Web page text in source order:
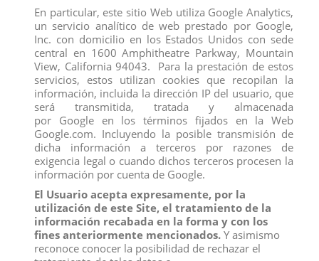
FIGURA BLANCANIEVES 2
View
FIGURA AQUAMAN
View
En particular, este sitio Web utiliza Google Analytics,
un servicio analítico de web prestado por Google,
Inc. con domicilio en los Estados Unidos con sede
central en 1600 Amphitheatre Parkway, Mountain
View, California 94043. Para la prestación de estos
servicios, estos utilizan cookies que recopilan la
información, incluida la dirección IP del usuario, que
será transmitida, tratada y almacenada
por Google en los términos fijados en la Web
Google.com. Incluyendo la posible transmisión de
dicha información a terceros por razones de
exigencia legal o cuando dichos terceros procesen la
información por cuenta de Google.
El Usuario acepta expresamente, por la
utilización de este Site, el tratamiento de la
información recabada en la forma y con los
fines anteriormente mencionados. Y asimismo
reconoce conocer la posibilidad de rechazar el